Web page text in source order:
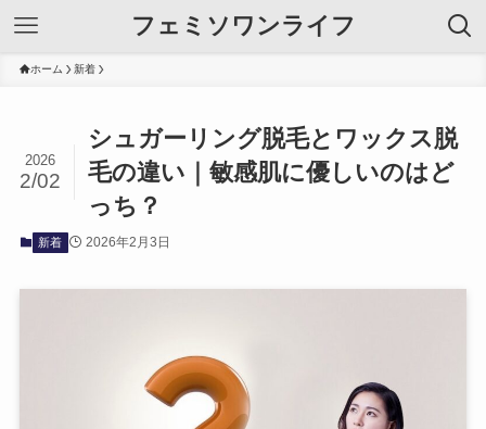
フェミソワンライフ
ホーム 新着
シュガーリング脱毛とワックス脱
毛の違い｜敏感肌に優しいのはど
っち？
2026
2/02
新着 2026年2月3日